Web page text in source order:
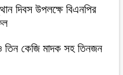
দিবস উপলক্ষে বিএনপির
কেজি মাদক সহ তিনজন